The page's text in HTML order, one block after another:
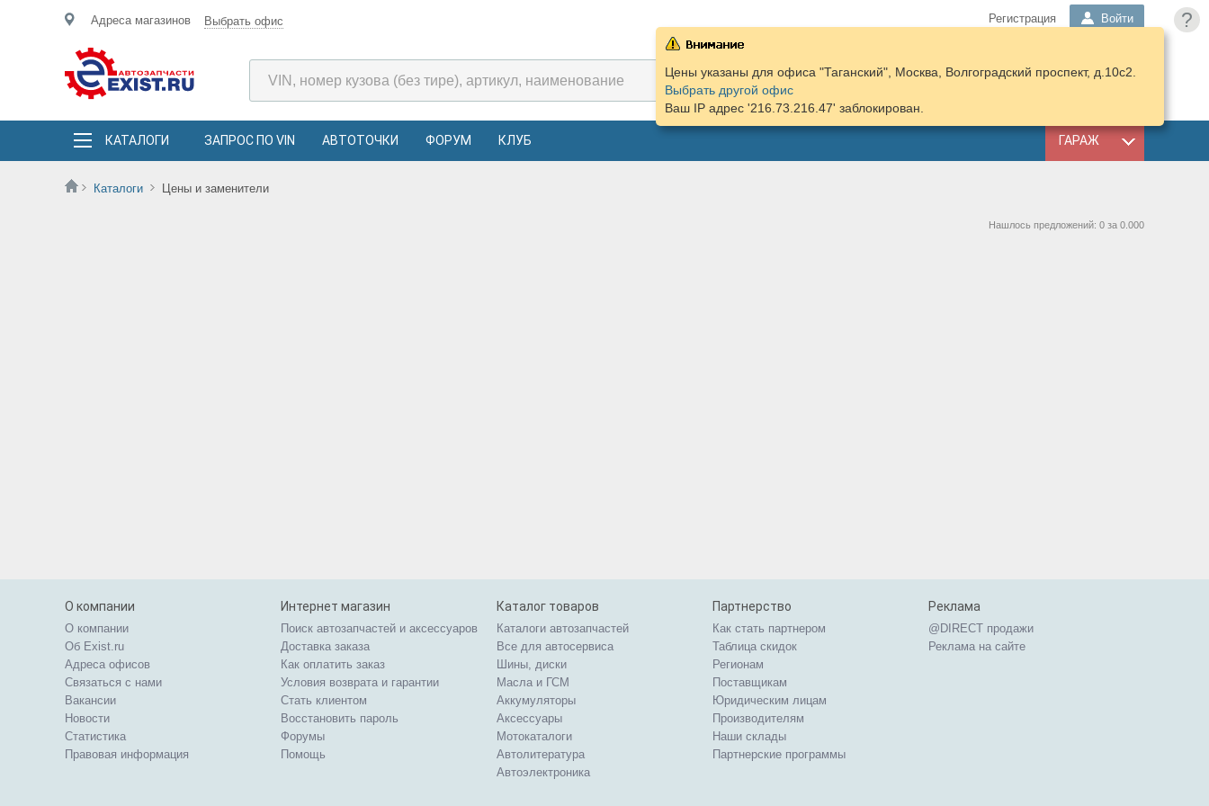
?
Адреса магазинов Выбрать офис Регистрация Войти
КОРЗИНА
ПОДОБРАТЬ
КАТАЛОГИ ЗАПРОС ПО VIN АВТОТОЧКИ ФОРУМ КЛУБ ГАРАЖ
Каталоги Цены и заменители
Цены указаны для офиса "Таганский", Москва, Волгоградский проспект, д.10с2.
Выбрать другой офис
Ваш IP адрес '216.73.216.47' заблокирован.
Нашлось предложений: 0 за 0.000
О компании
О компании
Об Exist.ru
Адреса офисов
Связаться с нами
Вакансии
Новости
Статистика
Правовая информация
Интернет магазин
Поиск автозапчастей и аксессуаров
Доставка заказа
Как оплатить заказ
Условия возврата и гарантии
Стать клиентом
Восстановить пароль
Форумы
Помощь
Каталог товаров
Каталоги автозапчастей
Все для автосервиса
Шины, диски
Масла и ГСМ
Аккумуляторы
Аксессуары
Мотокаталоги
Автолитература
Автоэлектроника
Партнерство
Как стать партнером
Таблица скидок
Регионам
Поставщикам
Юридическим лицам
Производителям
Наши склады
Партнерские программы
Реклама
@DIRECT продажи
Реклама на сайте